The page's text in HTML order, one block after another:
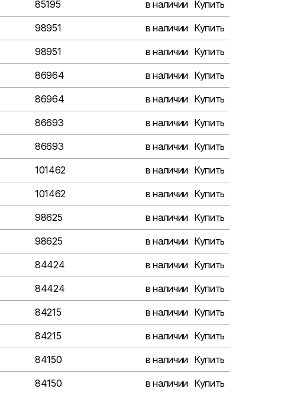
85195 в наличии Купить
98951 в наличии Купить
98951 в наличии Купить
86964 в наличии Купить
86964 в наличии Купить
86693 в наличии Купить
86693 в наличии Купить
101462 в наличии Купить
101462 в наличии Купить
98625 в наличии Купить
98625 в наличии Купить
84424 в наличии Купить
84424 в наличии Купить
84215 в наличии Купить
84215 в наличии Купить
84150 в наличии Купить
84150 в наличии Купить